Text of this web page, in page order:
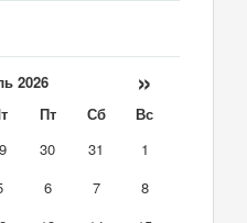
2026 »
Пт Сб
Вс
30 31
1
6 7
8